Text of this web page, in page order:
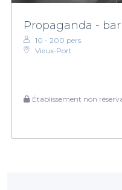
Propaganda -
10 - 200 pers.
Vieux‑Port
Établissement non